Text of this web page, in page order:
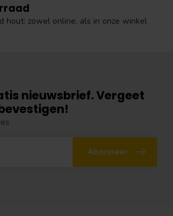
hout: zowel online, als in onze winkel
nieuwsbrief. Vergeet
Abonneer